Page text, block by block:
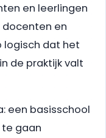
en leerlingen
en
logisch dat het
de praktijk valt
een basisschool
gaan